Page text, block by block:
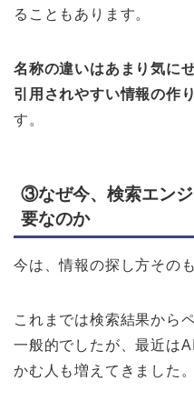
ることもあります。
名称の違いはあまり気に
引用されやすい情報の作
す。
③なぜ今、検索エン
要なのか
今は、情報の探し方その
これまでは検索結果から
一般的でしたが、最近は
かむ人も増えてきました。